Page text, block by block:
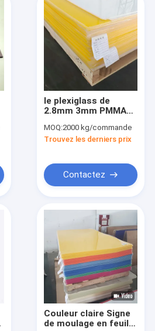
le plexiglass de
2.8mm 3mm PMMA
acrylique de
baignoire blanche
MOQ:2000 kg/commande
Trouvez les derniers prix
Contactez
Couleur claire Signe
de moulage en feuille